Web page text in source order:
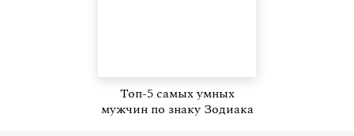
Топ-5 самых умных
мужчин по знаку Зодиака